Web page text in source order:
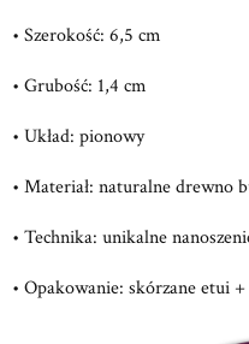
• Szerokość: 6,5 cm
• Grubość: 1,4 cm
• Układ: pionowy
• Materiał: naturalne drewno
• Technika: unikalne
• Opakowanie: skórzane etui